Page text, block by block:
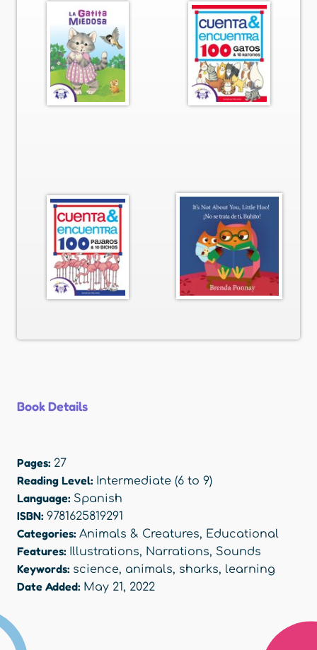
Book Details
Pages: 27
Reading Level: Intermediate (6 to 9)
Language: Spanish
ISBN: 9781625819291
Categories: Animals & Creatures, Educational
Features: Illustrations, Narrations, Sounds
Keywords: science, animals, sharks, learning
Date Added: May 21, 2022